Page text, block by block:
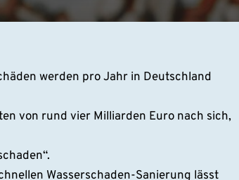
werden pro Jahr in Deutschland
von rund vier Milliarden Euro nach sich,
Wasserschaden-Sanierung lässt